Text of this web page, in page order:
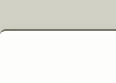
m elexbet